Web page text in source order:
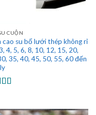
CUỘN
cao su bố lưới thép không rỉ
4, 5, 6, 8, 10, 12, 15, 20,
35, 40, 45, 50, 55, 60 đến